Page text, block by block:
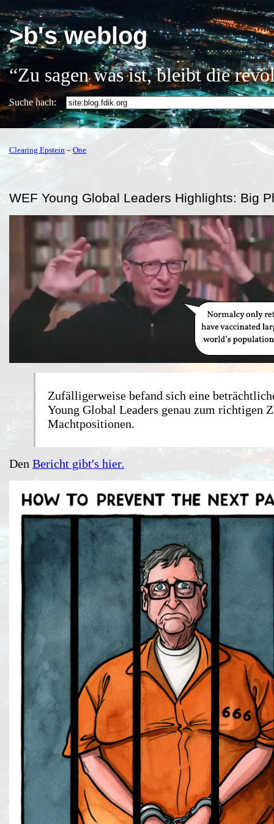
>b's weblog
“Zu sagen was ist, bleibt die
Suche nach:
Clearing Epstein – One
WEF Young Global Leaders Highlights: Big
Zufälligerweise befand sich eine
Young Global Leaders genau zum richtigen
Machtpositionen.
Den Bericht gibt's hier.